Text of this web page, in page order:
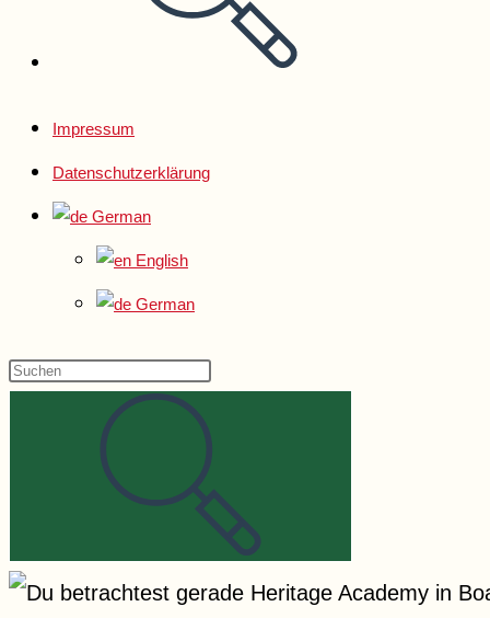
Impressum
Datenschutzerklärung
German
English
German